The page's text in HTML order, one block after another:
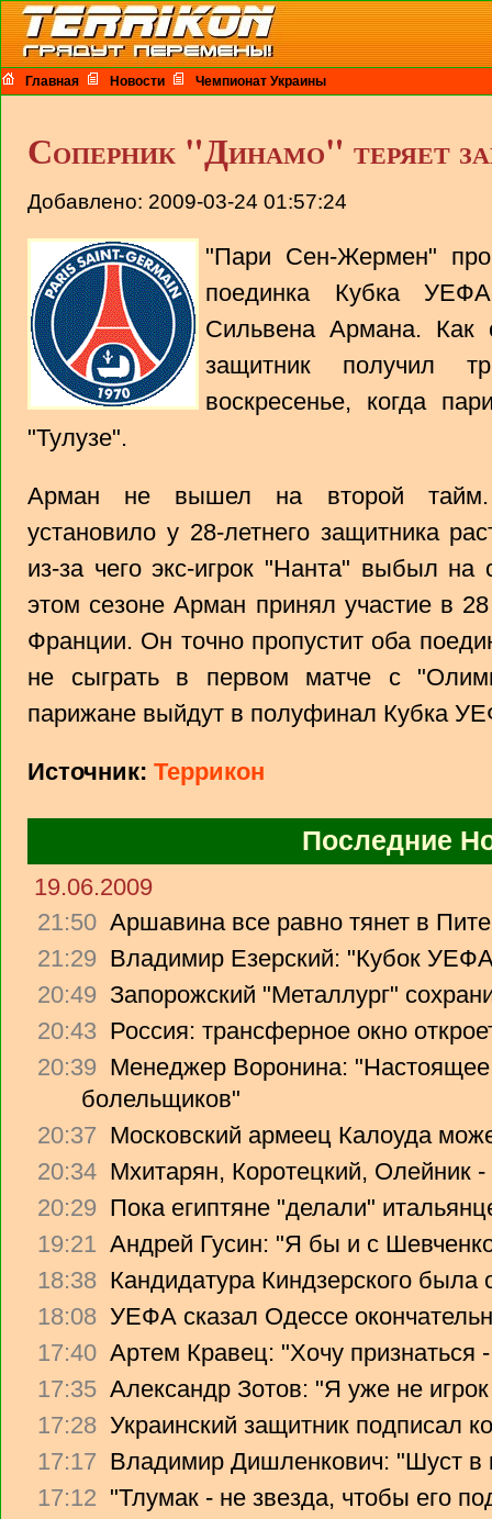
Главная Новости Чемпионат Украины
Соперник "Динамо" теряет
Добавлено: 2009-03-24 01:57:24
"Пари Сен-Жермен"
поединка Кубка
Сильвена Армана. Как
защитник получил
воскресенье, когда
"Тулузе".
Арман не вышел на второй тайм.
установило у 28-летнего защитника
из-за чего экс-игрок "Нанта" выбыл
этом сезоне Арман принял участие в
Франции. Он точно пропустит оба
не сыграть в первом матче с
парижане выйдут в полуфинал Кубка
Источник: Террикон
Последние
19.06.2009
21:50 Аршавина все равно тянет в
21:29 Владимир Езерский: "Кубок
20:49 Запорожский "Металлург"
20:43 Россия: трансферное окно
20:39 Менеджер Воронина: "Настоящее
болельщиков"
20:37 Московский армеец Калоуда
20:34 Мхитарян, Коротецкий, Олейник -
20:29 Пока египтяне "делали"
19:21 Андрей Гусин: "Я бы и с
18:38 Кандидатура Киндзерского была
18:08 УЕФА сказал Одессе
17:40 Артем Кравец: "Хочу признаться
17:35 Александр Зотов: "Я уже не
17:28 Украинский защитник подписал
17:17 Владимир Дишленкович: "Шуст в
17:12 "Тлумак - не звезда, чтобы его